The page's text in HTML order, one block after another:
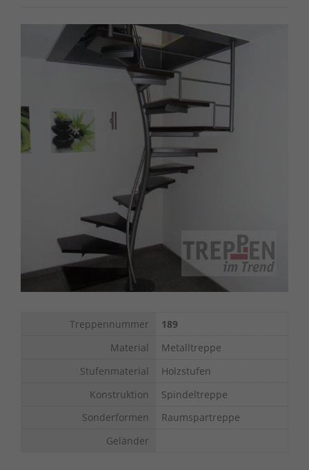
Treppennummer
189
Material
Metalltreppe
Stufenmaterial
Holzstufen
Konstruktion
Spindeltreppe
Sonderformen
Raumspartreppe
Geländer